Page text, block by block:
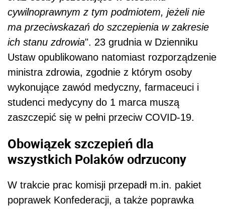
cywilnoprawnym z tym podmiotem, jeżeli nie
ma przeciwskazań do szczepienia w zakresie
ich stanu zdrowia". 23 grudnia w Dzienniku
Ustaw opublikowano natomiast rozporządzenie
ministra zdrowia, zgodnie z którym osoby
wykonujące zawód medyczny, farmaceuci i
studenci medycyny do 1 marca muszą
zaszczepić się w pełni przeciw COVID-19.
Obowiązek szczepień dla
wszystkich Polaków odrzucony
W trakcie prac komisji przepadł m.in. pakiet
poprawek Konfederacji, a także poprawka